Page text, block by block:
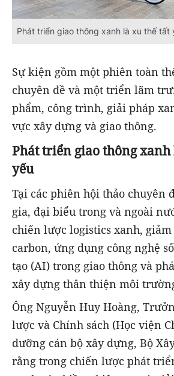
Phát triển giao thông xanh là xu thế tất
Sự kiện gồm một phiên toàn
chuyên đề và một triển lãm
phẩm, công trình, giải pháp
vực xây dựng và giao thông.
Phát triển giao thông
yếu
Tại các phiên hội thảo chuyên
gia, đại biểu trong và ngoài
chiến lược logistics xanh,
carbon, ứng dụng công nghệ
tạo (AI) trong giao thông và
xây dựng thân thiện môi
Ông Nguyễn Huy Hoàng,
lược và Chính sách (Học viện
dưỡng cán bộ xây dựng, Bộ
rằng trong chiến lược phát